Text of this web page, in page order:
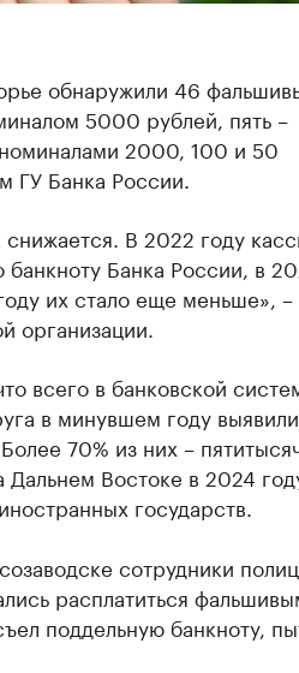
обнаружили 46
5000 рублей, пять –
2000, 100 и 50
ГУ Банка России.
В 2022 году
Банка России, в
их стало еще меньше», –
организации.
всего в банковской
в минувшем году выявили
70% из них –
Востоке в 2024
государств.
сотрудники
расплатиться
поддельную банкноту,